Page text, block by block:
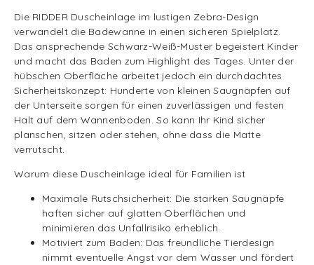
Die RIDDER Duscheinlage im lustigen Zebra-Design
verwandelt die Badewanne in einen sicheren Spielplatz.
Das ansprechende Schwarz-Weiß-Muster begeistert Kinder
und macht das Baden zum Highlight des Tages. Unter der
hübschen Oberfläche arbeitet jedoch ein durchdachtes
Sicherheitskonzept: Hunderte von kleinen Saugnäpfen auf
der Unterseite sorgen für einen zuverlässigen und festen
Halt auf dem Wannenboden. So kann Ihr Kind sicher
planschen, sitzen oder stehen, ohne dass die Matte
verrutscht.
Warum diese Duscheinlage ideal für Familien ist
Maximale Rutschsicherheit: Die starken Saugnäpfe
haften sicher auf glatten Oberflächen und
minimieren das Unfallrisiko erheblich.
Motiviert zum Baden: Das freundliche Tierdesign
nimmt eventuelle Angst vor dem Wasser und fördert